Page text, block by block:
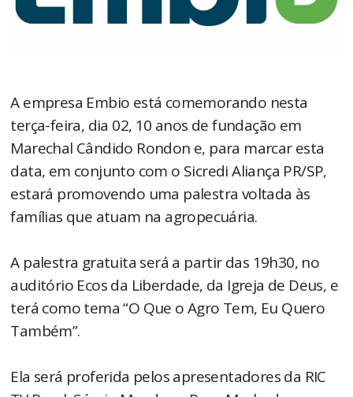
A empresa Embio está comemorando nesta
terça-feira, dia 02, 10 anos de fundação em
Marechal Cândido Rondon e, para marcar esta
data, em conjunto com o Sicredi Aliança PR/SP,
estará promovendo uma palestra voltada às
famílias que atuam na agropecuária.
A palestra gratuita será a partir das 19h30, no
auditório Ecos da Liberdade, da Igreja de Deus, e
terá como tema “O Que o Agro Tem, Eu Quero
Também”.
Ela será proferida pelos apresentadores da RIC